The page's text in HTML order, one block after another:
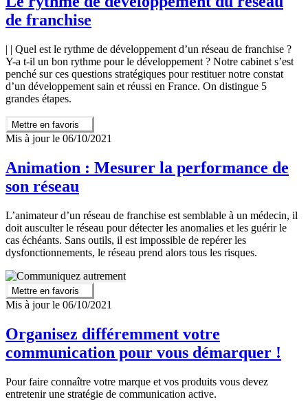
de franchise
| | Quel est le rythme de développement d’un réseau de franchise ?
Y-a t-il un bon rythme pour le développement ? Notre cabinet s’est
penché sur ces questions stratégiques pour restituer notre constat
d’un développement sain et réussi en France. On distingue 5
grandes étapes.
Mettre en favoris
Mis à jour le 06/10/2021
Animation : Mesurer la performance de
son réseau
L’animateur d’un réseau de franchise est semblable à un médecin, il
doit ausculter le réseau pour détecter les anomalies et les guérir le
cas échéants. Sans outils, il est impossible de repérer les
dysfonctionnements, le réseau prend alors tous les risques.
Mettre en favoris
Mis à jour le 06/10/2021
Organisez différemment votre
communication pour vous démarquer !
Pour faire connaître votre marque et vos produits vous devez
entretenir une stratégie de communication active.